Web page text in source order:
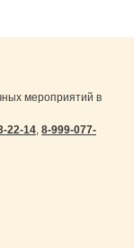
мероприятий в
22-14 8-999-077-